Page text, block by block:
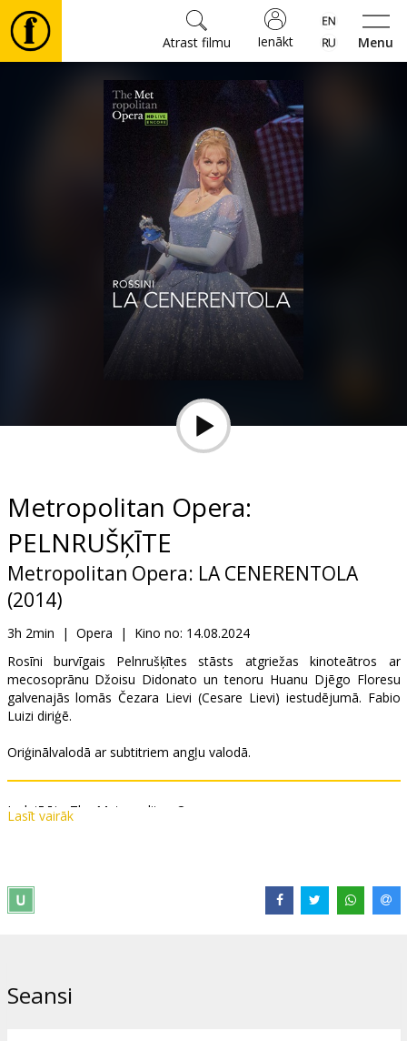
Menu
Ienākt
Atrast filmu
Pasākumi
B2B
Kino
Klubs
Metropolitan Opera:
PELNRUŠĶĪTE
Metropolitan Opera: LA CENERENTOLA
(2014)
3h 2min | Opera | Kino no: 14.08.2024
Rosīni burvīgais Pelnrušķītes stāsts atgriežas kinoteātros ar
mecosoprānu Džoisu Didonato un tenoru Huanu Djēgo Floresu
galvenajās lomās Čezara Lievi (Cesare Lievi) iestudējumā. Fabio
Luizi diriģē.
Oriģinālvalodā ar subtitriem angļu valodā.
Izplatītājs: The Metropolitan Opera
Lasīt vairāk
Seansi